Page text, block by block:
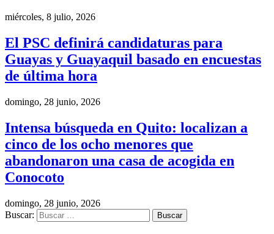
miércoles, 8 julio, 2026
El PSC definirá candidaturas para
Guayas y Guayaquil basado en encuestas
de última hora
domingo, 28 junio, 2026
Intensa búsqueda en Quito: localizan a
cinco de los ocho menores que
abandonaron una casa de acogida en
Conocoto
domingo, 28 junio, 2026
Buscar: